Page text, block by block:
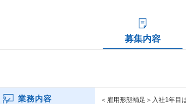
募集内容
業務内容
＜雇用形態補足＞入社1年目